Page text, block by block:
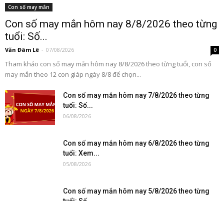
Con số may mắn
Con số may mắn hôm nay 8/8/2026 theo từng
tuổi: Số...
Văn Đãm Lê - 07/08/2026 0
Tham khảo con số may mắn hôm nay 8/8/2026 theo từng tuổi, con số
may mắn theo 12 con giáp ngày 8/8 để chọn...
Con số may mắn hôm nay 7/8/2026 theo từng
tuổi: Số...
06/08/2026
Con số may mắn hôm nay 6/8/2026 theo từng
tuổi: Xem...
05/08/2026
Con số may mắn hôm nay 5/8/2026 theo từng